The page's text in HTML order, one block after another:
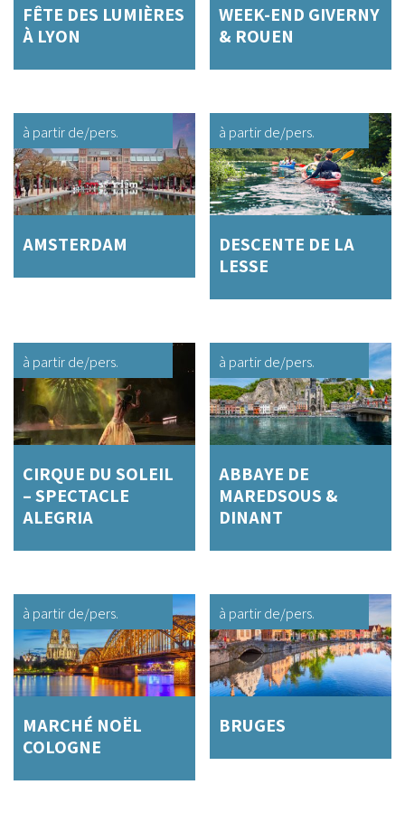
FÊTE DES LUMIÈRES
À LYON
WEEK-END GIVERNY
& ROUEN
à partir de/pers.
AMSTERDAM
à partir de/pers.
DESCENTE DE LA
LESSE
à partir de/pers.
CIRQUE DU SOLEIL
– SPECTACLE
ALEGRIA
à partir de/pers.
ABBAYE DE
MAREDSOUS &
DINANT
à partir de/pers.
MARCHÉ NOËL
COLOGNE
à partir de/pers.
BRUGES